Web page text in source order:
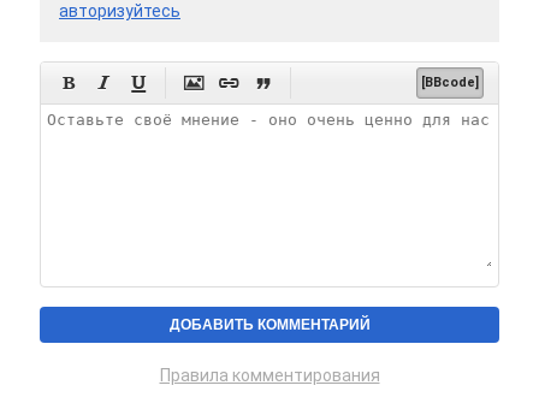
авторизуйтесь
      [BBcode]
Правила комментирования